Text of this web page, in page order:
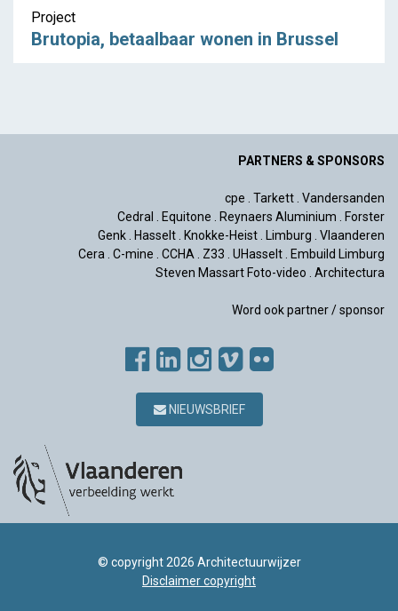
Project
Brutopia, betaalbaar wonen in Brussel
PARTNERS & SPONSORS
cpe Tarkett Vandersanden
Cedral
Equitone Reynaers Aluminium
Forster
Genk
Hasselt Knokke-Heist Limburg
Vlaanderen
Cera
C-mine CCHA Z33 UHasselt
Embuild Limburg
Steven Massart Foto-video
Architectura
Word ook partner / sponsor
NIEUWSBRIEF
© copyright 2026 Architectuurwijzer
Disclaimer copyright